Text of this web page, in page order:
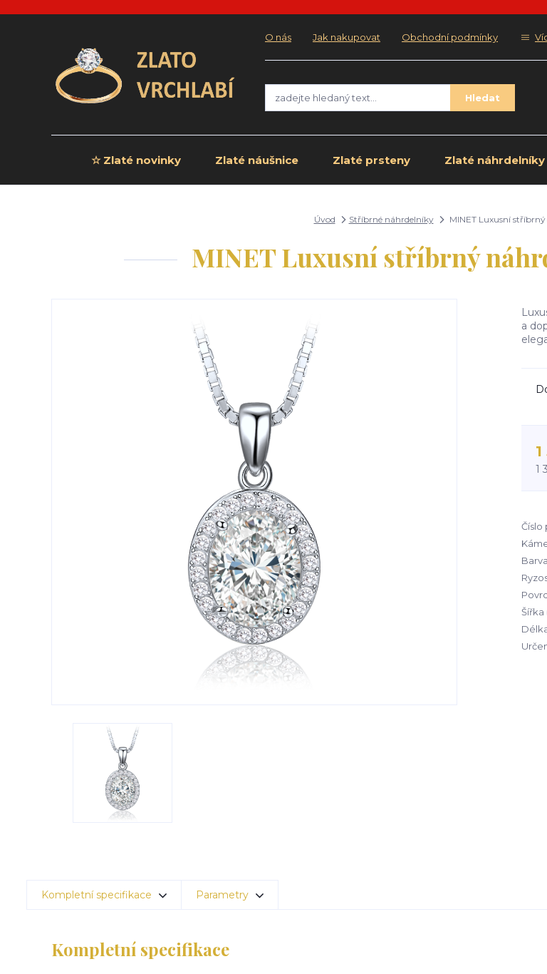
O nás Jak nakupovat Obchodní podmínky
Hledat
☆ Zlaté novinky Zlaté náušnice Zlaté prsteny Zlaté náhrdelníky
Úvod Stříbrné náhrdelníky MINET Luxusní
MINET Luxusní stříbrný
a
1
Číslo
Šířka
Kompletní specifikace Parametry
Kompletní specifikace